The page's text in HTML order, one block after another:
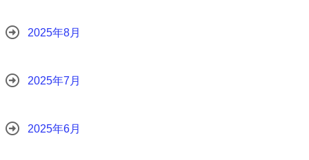
2025年8月
2025年7月
2025年6月